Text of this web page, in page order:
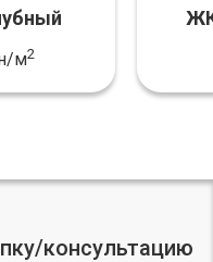
м2
консультацию